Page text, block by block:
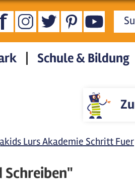
Schule & Bildung
Lurs Akademie Schritt Fuer